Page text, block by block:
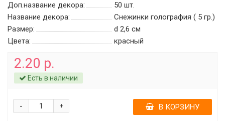
Доп.название декора:
50 шт.
Название декора:
Снежинки голография ( 5 гр.)
Размер:
d 2,6 см
Цвета:
красный
2.20 р.
Есть в наличии
+
- В КОРЗИНУ